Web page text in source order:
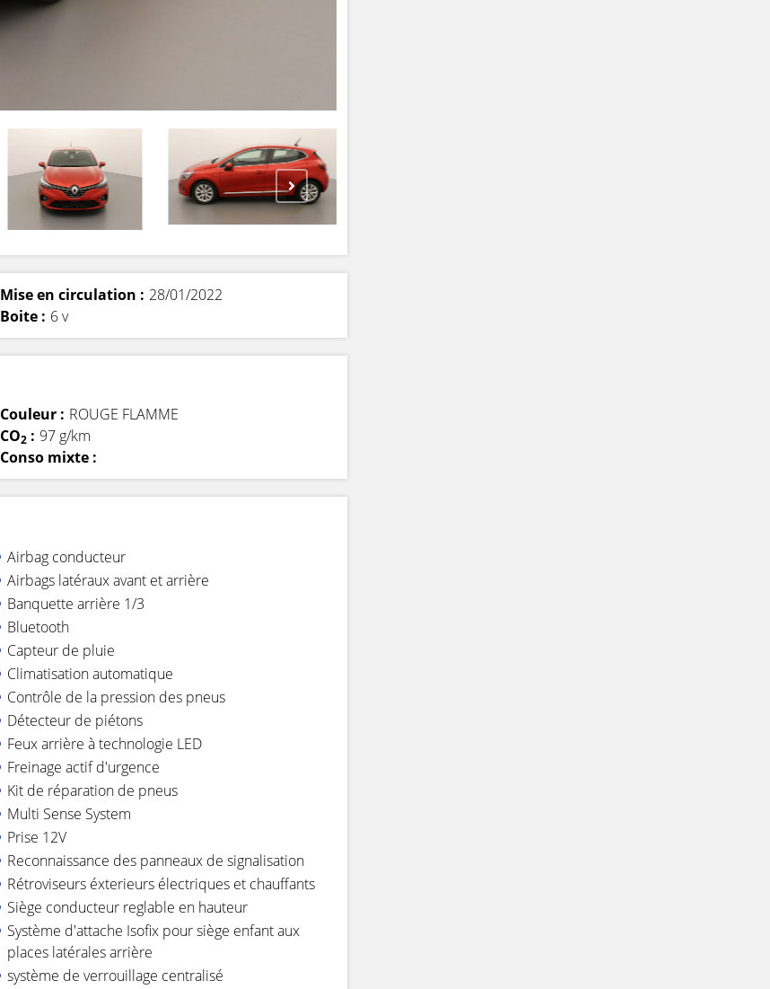
Mise en circulation : 28/01/2022
Boite : 6 v
Couleur : ROUGE FLAMME
CO2: 97 g/km
Conso mixte :
Airbag conducteur
Airbags latéraux avant et arrière
Banquette arrière 1/3
Bluetooth
Capteur de pluie
Climatisation automatique
Contrôle de la pression des pneus
Détecteur de piétons
Feux arrière à technologie LED
Freinage actif d'urgence
Kit de réparation de pneus
Multi Sense System
Prise 12V
Reconnaissance des panneaux de signalisation
Rétroviseurs éxterieurs électriques et chauffants
Siège conducteur reglable en hauteur
Système d'attache Isofix pour siège enfant aux
places latérales arrière
système de verrouillage centralisé